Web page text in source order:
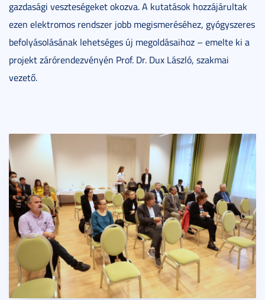
gazdasági veszteségeket okozva. A kutatások hozzájárultak
ezen elektromos rendszer jobb megismeréséhez, gyógyszeres
befolyásolásának lehetséges új megoldásaihoz – emelte ki a
projekt zárórendezvényén Prof. Dr. Dux László, szakmai
vezető.